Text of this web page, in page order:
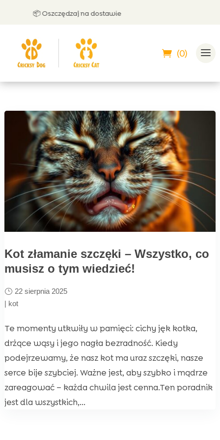
📦 Oszczędzaj na dostawie
(0)
Kot złamanie szczęki – Wszystko, co
musisz o tym wiedzieć!
22 sierpnia 2025
| kot
Te momenty utkwiły w pamięci: cichy jęk kotka,
drżące wąsy i jego nagła bezradność. Kiedy
podejrzewamy, że nasz kot ma uraz szczęki, nasze
serce bije szybciej. Ważne jest, aby szybko i mądrze
zareagować – każda chwila jest cenna.Ten poradnik
jest dla wszystkich,...